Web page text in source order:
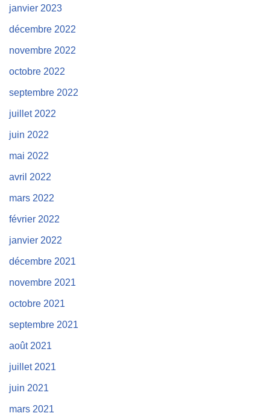
janvier 2023
décembre 2022
novembre 2022
octobre 2022
septembre 2022
juillet 2022
juin 2022
mai 2022
avril 2022
mars 2022
février 2022
janvier 2022
décembre 2021
novembre 2021
octobre 2021
septembre 2021
août 2021
juillet 2021
juin 2021
mars 2021